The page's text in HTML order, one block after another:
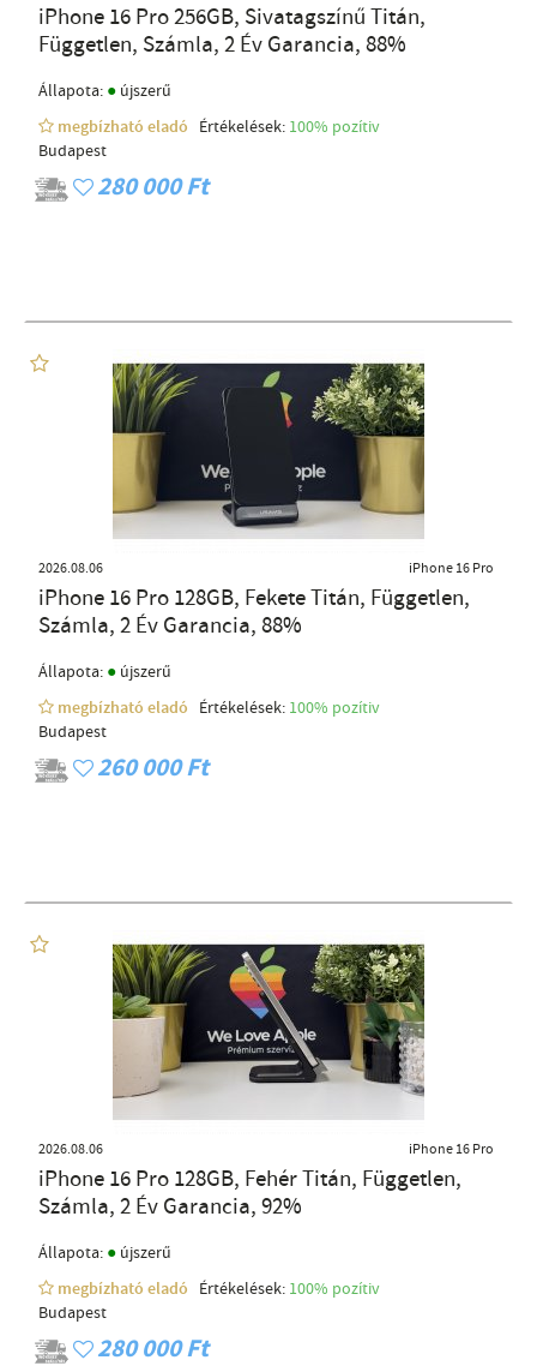
iPhone 16 Pro 256GB, Sivatagszínű Titán,
Független, Számla, 2 Év Garancia, 88%
Állapota: ● újszerű
megbízható eladó
Értékelések: 100% pozítiv
Budapest
280 000 Ft
2026.08.06 iPhone 16 Pro
iPhone 16 Pro 128GB, Fekete Titán, Független,
Számla, 2 Év Garancia, 88%
Állapota: ● újszerű
megbízható eladó
Értékelések: 100% pozítiv
Budapest
260 000 Ft
2026.08.06 iPhone 16 Pro
iPhone 16 Pro 128GB, Fehér Titán, Független,
Számla, 2 Év Garancia, 92%
Állapota: ● újszerű
megbízható eladó
Értékelések: 100% pozítiv
Budapest
280 000 Ft